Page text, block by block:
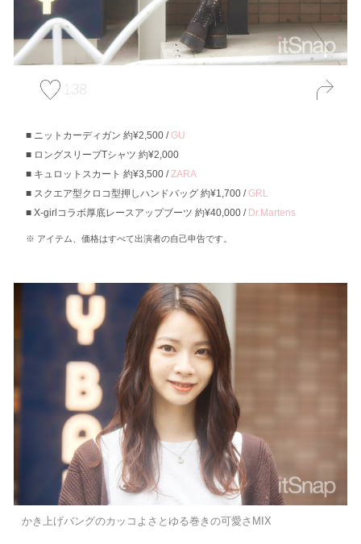
138
ニットカーディガン 約¥2,500 /GU
ロングスリーブTシャツ 約¥2,000
キュロットスカート 約¥3,500 /ZARA
スクエア型クロコ型押しハンドバッグ 約¥1,700 /GRL
X-girlコラボ厚底レースアップブーツ 約¥40,000 / Dr.Martens
アイテム、価格はすべて出演者の自己申告です。
かき上げバングのカッコよさとゆる巻きの可愛さMIX